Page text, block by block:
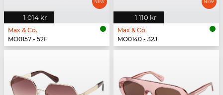
1 014 kr
Max & Co.
MO0157 - 52F
1 110 kr
Max & Co.
MO0140 - 32J